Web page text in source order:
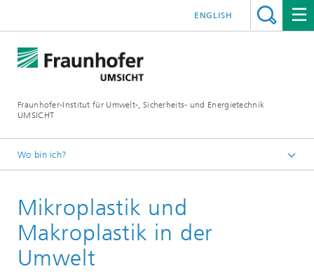
Fraunhofer-Institut für Umwelt-, Sicherheits- und Energietechnik
UMSICHT
ENGLISH
Wo bin ich?
Pressemitteilungen, Interviews und Meldungen
Mikroplastik und
Makroplastik in der
Umwelt